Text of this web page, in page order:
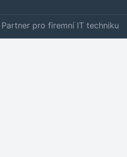
Partner pro firemní IT techniku